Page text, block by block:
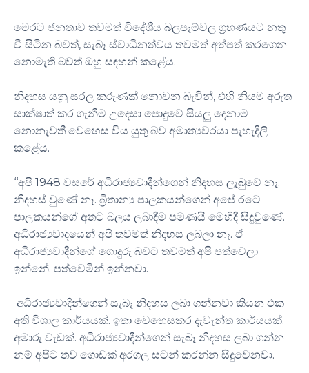
මෙරට ජනතාව තවමත් විදේශීය බලපෑම්වල ග්‍රහණයට නතු
වී සිටින බවත්, සැබෑ ස්වාධීනත්වය තවමත් අත්පත් කරගෙන
නොමැති බවත් ඔහු සඳහන් කළේය.
නිදහස යනු සරල කරුණක් නොවන බැවින්, එහි නියම අරුත
සාක්ෂාත් කර ගැනීම උදෙසා පොදුවේ සියලු දෙනාම
නොනැවතී වෙහෙස විය යුතු බව අමාත්‍යවරයා පැහැදිලි
කළේය.
‘‘අපි 1948 වසරේ අධිරාජ්‍යවාදීන්ගෙන් නිදහස ලැබුවේ නෑ.
නිදහස් වුණේ නෑ. බ්‍රිතාන්‍ය පාලකයන්ගෙන් අපේ රටේ
පාලකයන්ගේ අතට බලය ලබාදීම පමණයි මෙහිදී සිදුවුණේ.
අධිරාජ්‍යවාදයෙන් අපි තවමත් නිදහස ලබලා නෑ. ඒ
අධිරාජ්‍යවාදීන්ගේ ගොදුරු බවට තවමත් අපි පත්වෙලා
ඉන්නේ. පත්වෙමින් ඉන්නවා.
අධිරාජ්‍යවාදීන්ගෙන් සැබෑ නිදහස ලබා ගන්නවා කියන එක
අති විශාල කාර්යයක්. ඉතා වෙහෙසකර දැවැන්ත කාර්යයක්.
අමාරු වැඩක්. අධිරාජ්‍යවාදීන්ගෙන් සැබෑ නිදහස ලබා ගන්න
නම් අපිට තව ගොඩක් අරගල සටන් කරන්න සිදුවෙනවා.